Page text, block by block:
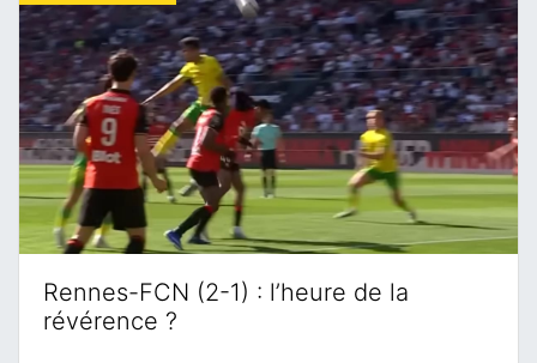
Rennes-FCN (2-1) : l’heure de la
révérence ?